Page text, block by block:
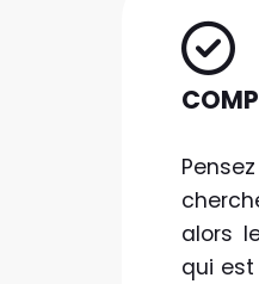
alors
qui